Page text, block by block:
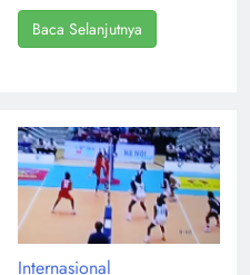
Baca Selanjutnya
Internasional